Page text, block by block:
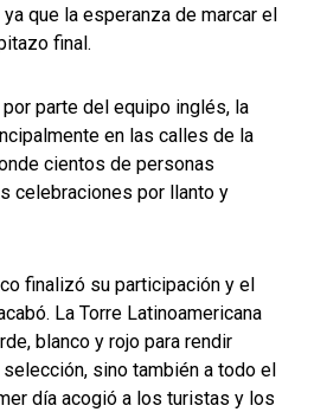
que la esperanza de marcar el
final.
parte del equipo inglés, la
en las calles de la
cientos de personas
celebraciones por llanto y
finalizó su participación y el
La Torre Latinoamericana
blanco y rojo para rendir
sino también a todo el
día acogió a los turistas y los